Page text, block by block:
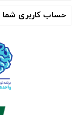
حساب کاربری شما